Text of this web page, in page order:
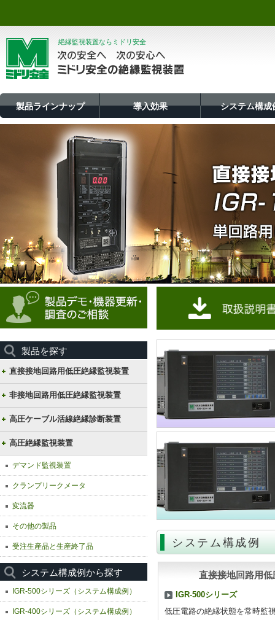
絶縁監視装置ならミドリ安全
製品ラインナップ 導入効果 システム構成
製品を探す
直接接地回路用低圧絶縁監視装置
非接地回路用低圧絶縁監視装置
高圧ケーブル活線絶縁診断装置
高圧絶縁監視装置
デマンド監視装置
クランプリークメータ
変流器
その他の製品
受注生産品と生産終了品
システム構成例から探す
IGR-500シリーズ（システム構成例）
IGR-400シリーズ（システム構成例）
システム構成例
直接接地回路用
IGR-500シリーズ
低圧電路の絶縁状態を常時監